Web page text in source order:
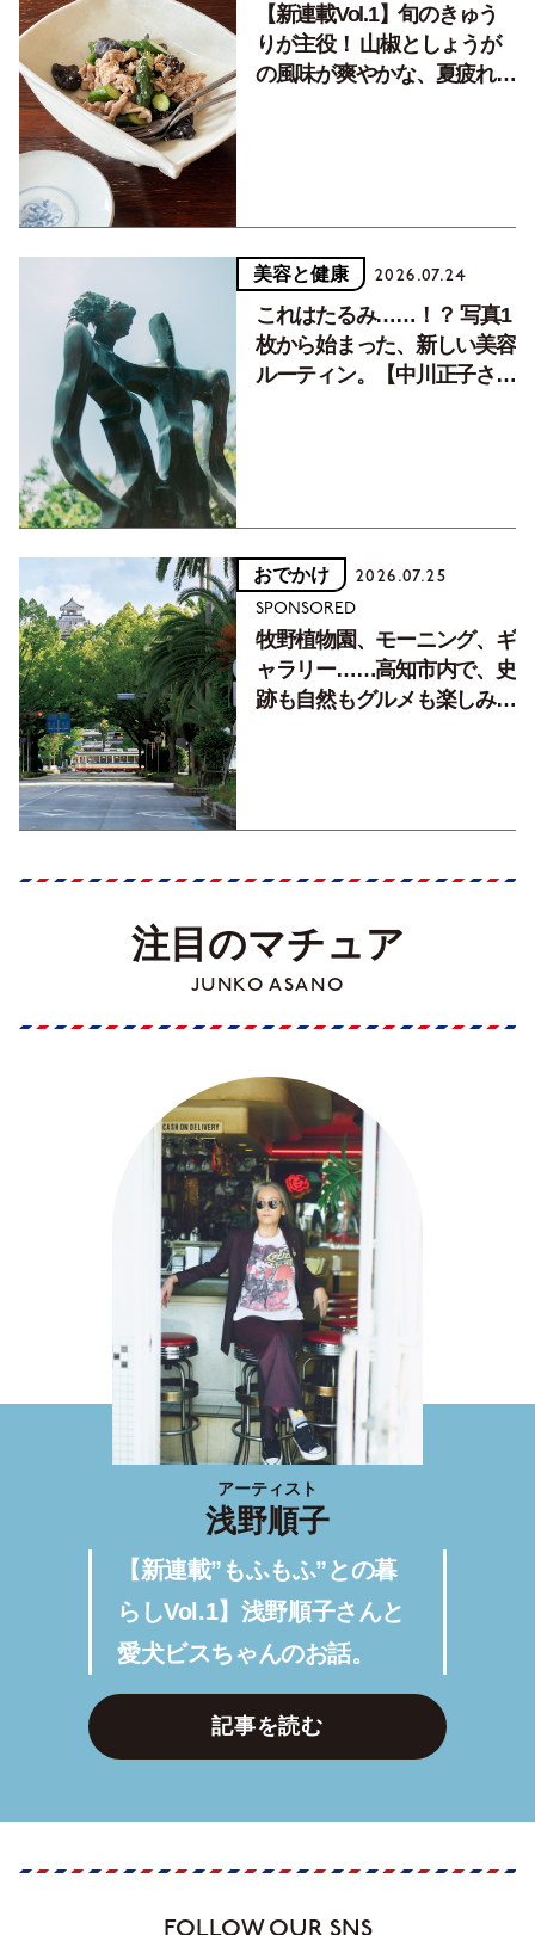
【新連載Vol.1】旬のきゅう
りが主役！ 山椒としょうが
の風味が爽やかな、夏疲れを
美容と健康 2026.07.24
これはたるみ……！？ 写真1
枚から始まった、新しい美容
ルーティン。【中川正子さん
おでかけ 2026.07.25
SPONSORED
牧野植物園、モーニング、ギ
ャラリー……高知市内で、史
跡も自然もグルメも楽しみ尽
注目のマチュア
JUNKO ASANO
アーティスト
浅野順子
【新連載”もふもふ”との暮
らしVol.1】浅野順子さんと
愛犬ビスちゃんのお話。
記事を読む
FOLLOW OUR SNS